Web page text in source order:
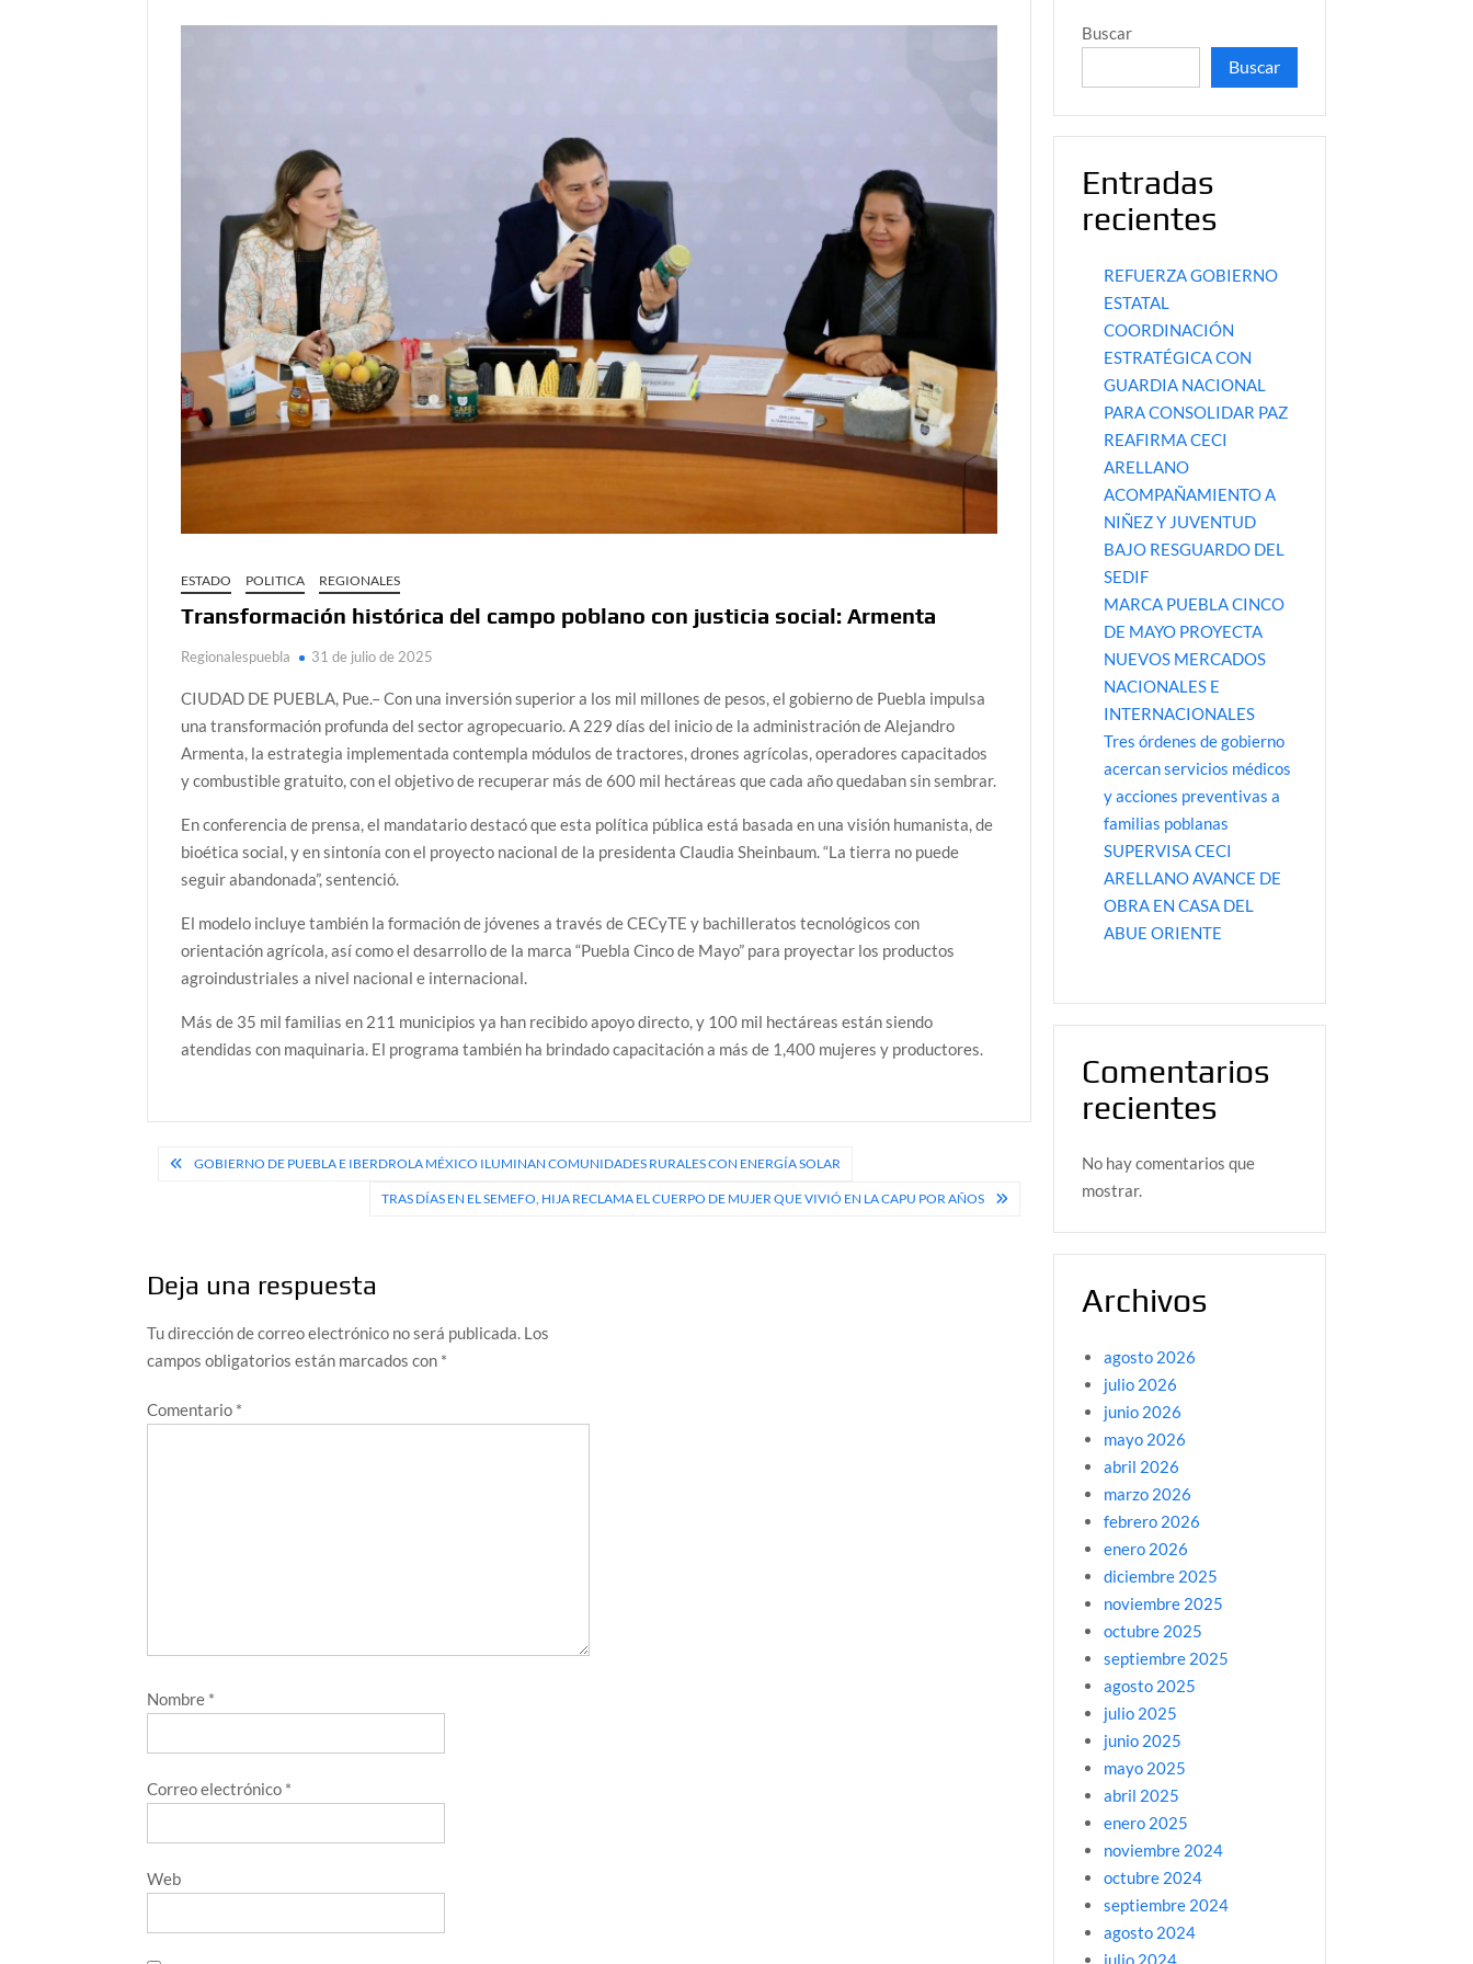
ESTADO POLITICA REGIONALES
Transformación histórica del campo poblano con justicia social: Armenta
Regionalespuebla 31 de julio de 2025
CIUDAD DE PUEBLA, Pue.– Con una inversión superior a los mil millones de pesos, el gobierno de Puebla impulsa
una transformación profunda del sector agropecuario. A 229 días del inicio de la administración de Alejandro
Armenta, la estrategia implementada contempla módulos de tractores, drones agrícolas, operadores capacitados
y combustible gratuito, con el objetivo de recuperar más de 600 mil hectáreas que cada año quedaban sin sembrar.
En conferencia de prensa, el mandatario destacó que esta política pública está basada en una visión humanista, de
bioética social, y en sintonía con el proyecto nacional de la presidenta Claudia Sheinbaum. “La tierra no puede
seguir abandonada”, sentenció.
El modelo incluye también la formación de jóvenes a través de CECyTE y bachilleratos tecnológicos con
orientación agrícola, así como el desarrollo de la marca “Puebla Cinco de Mayo” para proyectar los productos
agroindustriales a nivel nacional e internacional.
Más de 35 mil familias en 211 municipios ya han recibido apoyo directo, y 100 mil hectáreas están siendo
atendidas con maquinaria. El programa también ha brindado capacitación a más de 1,400 mujeres y productores.
Navegación
GOBIERNO DE PUEBLA E IBERDROLA MÉXICO ILUMINAN COMUNIDADES RURALES CON ENERGÍA SOLAR
TRAS DÍAS EN EL SEMEFO, HIJA RECLAMA EL CUERPO DE MUJER QUE VIVIÓ EN LA CAPU POR AÑOS
Deja una respuesta
Tu dirección de correo electrónico no será publicada. Los
campos obligatorios están marcados con *
Comentario *
Nombre *
Correo electrónico *
Web
Buscar
Buscar
Entradas
recientes
REFUERZA GOBIERNO
ESTATAL
COORDINACIÓN
ESTRATÉGICA CON
GUARDIA NACIONAL
PARA CONSOLIDAR PAZ
REAFIRMA CECI
ARELLANO
ACOMPAÑAMIENTO A
NIÑEZ Y JUVENTUD
BAJO RESGUARDO DEL
SEDIF
MARCA PUEBLA CINCO
DE MAYO PROYECTA
NUEVOS MERCADOS
NACIONALES E
INTERNACIONALES
Tres órdenes de gobierno
acercan servicios médicos
y acciones preventivas a
familias poblanas
SUPERVISA CECI
ARELLANO AVANCE DE
OBRA EN CASA DEL
ABUE ORIENTE
Comentarios
recientes
No hay comentarios que
mostrar.
Archivos
agosto 2026
julio 2026
junio 2026
mayo 2026
abril 2026
marzo 2026
febrero 2026
enero 2026
diciembre 2025
noviembre 2025
octubre 2025
septiembre 2025
agosto 2025
julio 2025
junio 2025
mayo 2025
abril 2025
enero 2025
noviembre 2024
octubre 2024
septiembre 2024
agosto 2024
julio 2024